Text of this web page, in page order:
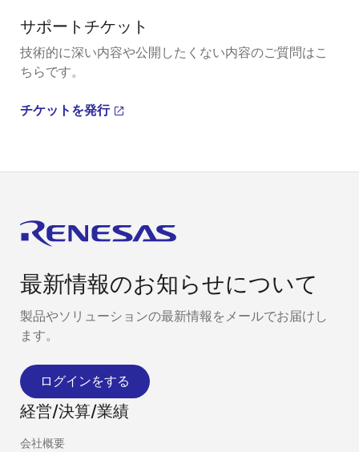
サポートチケット
技術的に深い内容や公開したくない内容のご質問はこ
ちらです。
チケットを発行
最新情報のお知らせについて
製品やソリューションの最新情報をメールでお届けし
ます。
ログインをする
経営/決算/業績
会社概要